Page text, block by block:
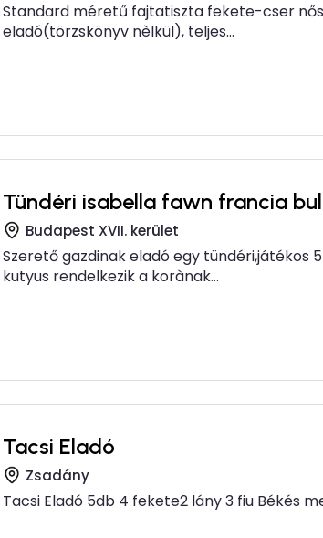
Standard méretű fajtatiszta fekete-cser
eladó(törzskönyv nèlkül), teljes...
Tündéri isabella fawn francia
Budapest XVII. kerület
Szerető gazdinak eladó egy tündéri,játékos
kutyus rendelkezik a korànak...
Tacsi Eladó
Zsadány
Tacsi Eladó 5db 4 fekete2 lány 3 fiu Békés